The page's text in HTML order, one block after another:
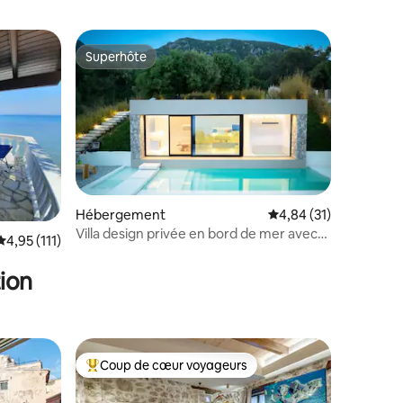
: 4,95 sur 5
appréciés
moyenne sur la base de 111 commentaires : 4,95 sur 5
4,95 (111)
Superhôte
Superhôte
Hébergement Évaluation moyenne
4,84 (31)
Villa design privée en bord de mer avec
Coups de cœur voyageurs les plus appréciés
Coup de cœur voyageurs